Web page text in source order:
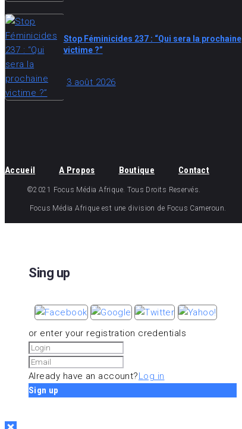
Stop Féminicides 237 : “Qui sera la prochaine
victime ?”
3 août 2026
Accueil A Propos Boutique Contact
©2021 Focus Média Afrique. Tous Droits Reservés.
Focus Média Afrique est une division de Focus Cameroun.
Sing up
or enter your registration credentials
Already have an account?Log in
Sign up